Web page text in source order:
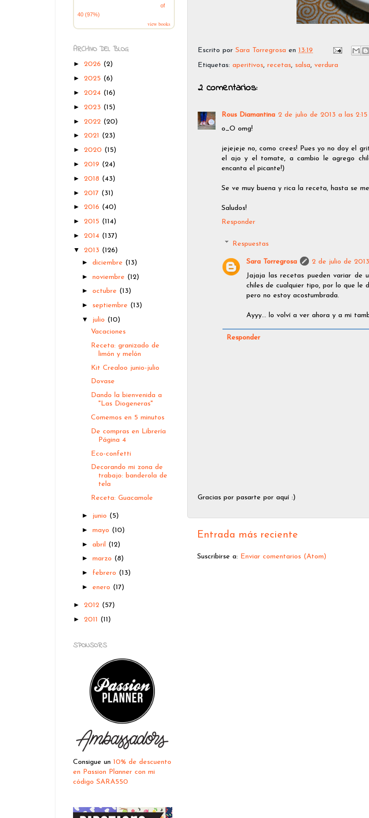
Escrito por Sara Torregrosa en 13:19
Etiquetas: aperitivos, recetas, salsa, verdura
2 comentarios:
Rous Diamantina 2 de julio de 2013 a las 2:15
o_O omg!
jejejeje no, como crees! Pues yo no doy el
el ajo y el tomate, a cambio le agrego
encanta el picante!)
Se ve muy buena y rica la receta, hasta se
Saludos!
Responder
Respuestas
Sara Torregrosa
2 de julio de 2013
Jajaja las recetas pueden variar de
chiles de cualquier tipo, por lo que le
pero no estoy acostumbrada.
Ayyy... lo volví a ver ahora y a mi
Responder
Gracias por pasarte por aquí :)
Entrada más reciente
Suscribirse a: Enviar comentarios (Atom)
of
40 (97%)
view books
ARCHIVO DEL BLOG
► 2026 (2)
► 2025 (6)
► 2024 (16)
► 2023 (15)
► 2022 (20)
► 2021 (23)
► 2020 (15)
► 2019 (24)
► 2018 (43)
► 2017 (31)
► 2016 (40)
► 2015 (114)
► 2014 (137)
▼ 2013 (126)
►diciembre (13)
►noviembre (12)
►octubre (13)
► septiembre (13)
▼ julio (10)
Vacaciones
Receta: granizado de
limón y melón
Kit Crealoo junio-julio
Dovase
Dando la bienvenida a
"Las Diogeneras"
Comemos en 5 minutos
De compras en Librería
Página 4
Eco-confetti
Decorando mi zona de
trabajo: banderola de
tela
Receta: Guacamole
► junio (5)
►mayo (10)
►abril (12)
►marzo (8)
► febrero (13)
►enero (17)
► 2012 (57)
► 2011 (11)
SPONSORS
Consigue un 10% de descuento
en Passion Planner con mi
código SARA550